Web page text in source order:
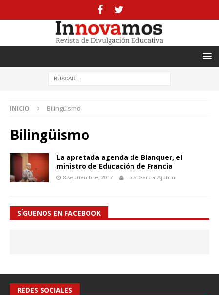
INICIO Bilingüismo
Bilingüismo
La apretada agenda de Blanquer, el
ministro de Educación de Francia
8 septiembre, 2017 Lola García-Ajofrín
SÍGUENOS EN FACEBOOK
REDES SOCIALES